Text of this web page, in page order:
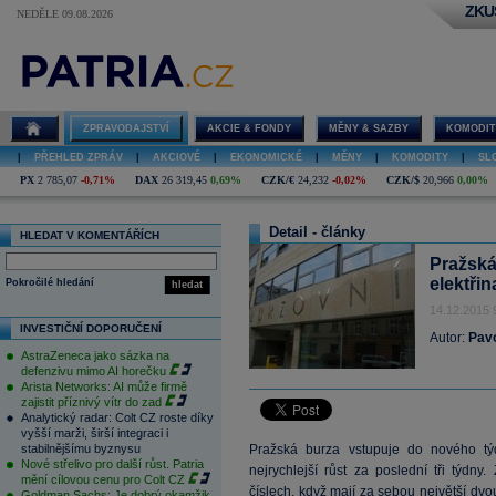
NEDĚLE 09.08.2026
ZPRAVODAJSTVÍ AKCIE & FONDY MĚNY & SAZBY
PŘEHLED ZPRÁV AKCIOVÉ EKONOMICKÉ MĚNY KOMODITY
PX 2 785,07 -0,71% DAX 26 319,45 0,69% CZK/€ 24,232 -0,02% CZK/$ 20,966 0,00%
HLEDAT V KOMENTÁŘÍCH
hledat
Pokročilé hledání
INVESTIČNÍ DOPORUČENÍ
AstraZeneca jako sázka na
defenzivu mimo AI horečku
Arista Networks: AI může firmě
zajistit příznivý vítr do zad
Analytický radar: Colt CZ roste díky
vyšší marži, širší integraci i
stabilnějšímu byznysu
Nové střelivo pro další růst. Patria
mění cílovou cenu pro Colt CZ
Detail - články
14.12.2015
Autor:
Pražská burza vstupuje do nového
nejrychlejší růst za poslední tři týdny.
číslech, když mají za sebou největší